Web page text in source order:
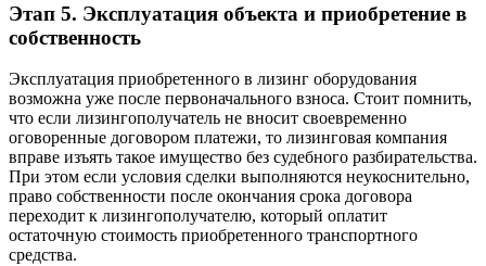
Этап 5. Эксплуатация объекта и приобретение в
собственность
Эксплуатация приобретенного в лизинг оборудования
возможна уже после первоначального взноса. Стоит помнить,
что если лизингополучатель не вносит своевременно
оговоренные договором платежи, то лизинговая компания
вправе изъять такое имущество без судебного разбирательства.
При этом если условия сделки выполняются неукоснительно,
право собственности после окончания срока договора
переходит к лизингополучателю, который оплатит
остаточную стоимость приобретенного транспортного
средства.